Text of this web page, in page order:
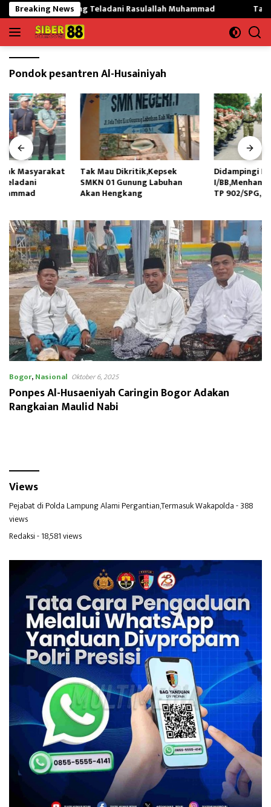
Langsung
ke
konten
Breaking NewsTeladani Rasulallah Muhammad Tak Mau
Pondok pesantren Al-Husainiyah
Tak Mau Dikritik,Kepsek
SMKN 01 Gunung Labuhan
Akan Hengkang
Didampingi Kasdam
I/BB,Menhan RI Kunjungi Yonif
TP 902/SPG, Tinjau Fasilitas
Bogor,Nasional Oktober 6, 2025
Ponpes Al-Husaeniyah Caringin Bogor Adakan
Rangkaian Maulid Nabi
Views
Pejabat di Polda Lampung Alami Pergantian,Termasuk Wakapolda- 388
views
Redaksi- 18,581 views